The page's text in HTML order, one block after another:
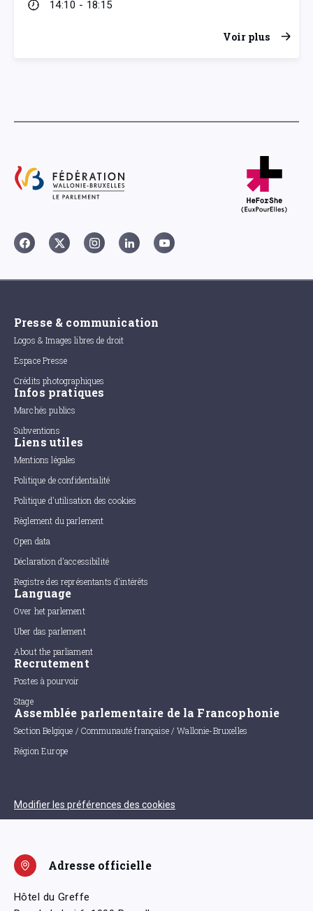
14:10 - 18:15
Voir plus
Presse & communication
Logos & Images libres de droit
Espace Presse
Crédits photographiques
Infos pratiques
Marchés publics
Subventions
Liens utiles
Mentions légales
Politique de confidentialité
Politique d'utilisation des cookies
Règlement du parlement
Open data
Déclaration d'accessibilité
Registre des représentants d'intérêts
Language
Over het parlement
Uber das parlement
About the parliament
Recrutement
Postes à pourvoir
Stage
Assemblée parlementaire de la Francophonie
Section Belgique / Communauté française / Wallonie-Bruxelles
Région Europe
Modifier les préférences des cookies
Adresse officielle
Hôtel du Greffe